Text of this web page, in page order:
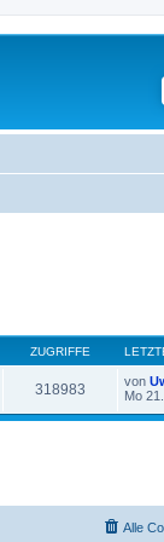
ZUGRIFFE
318983 von
Mo
Alle